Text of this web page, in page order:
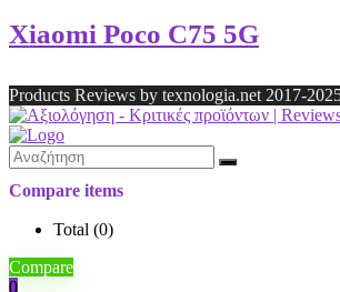
Xiaomi Poco C75 5G
Products Reviews by texnologia.net 2017-
Compare items
Total (0)
Compare
0